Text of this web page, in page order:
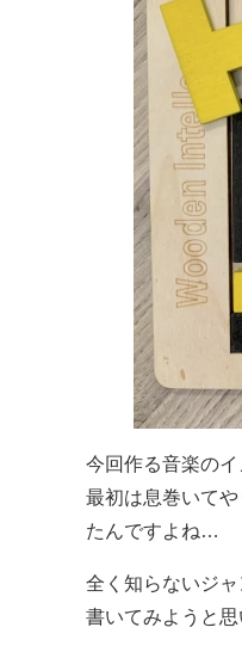
今回作る音楽のイ
最初は息巻いて
たんですよね…
全く知らないジ
書いてみようと